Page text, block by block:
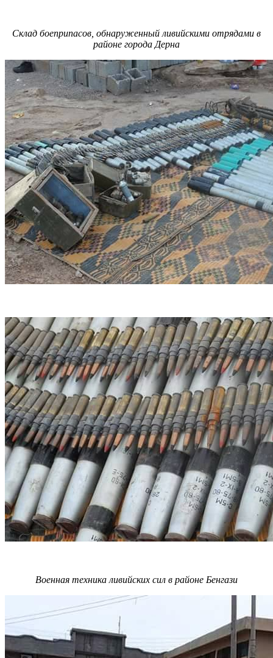
Склад боеприпасов, обнаруженный ливийскими отрядами в
районе города Дерна
Военная техника ливийских сил в районе Бенгази